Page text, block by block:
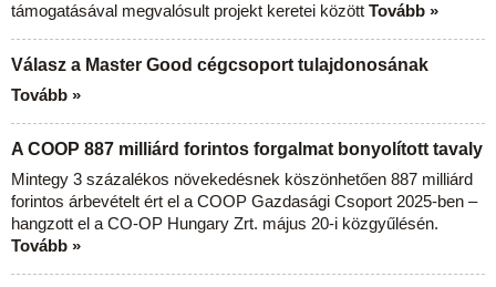
támogatásával megvalósult projekt keretei között Tovább »
Válasz a Master Good cégcsoport tulajdonosának
Tovább »
A COOP 887 milliárd forintos forgalmat bonyolított tavaly
Mintegy 3 százalékos növekedésnek köszönhetően 887 milliárd
forintos árbevételt ért el a COOP Gazdasági Csoport 2025-ben –
hangzott el a CO-OP Hungary Zrt. május 20-i közgyűlésén.
Tovább »